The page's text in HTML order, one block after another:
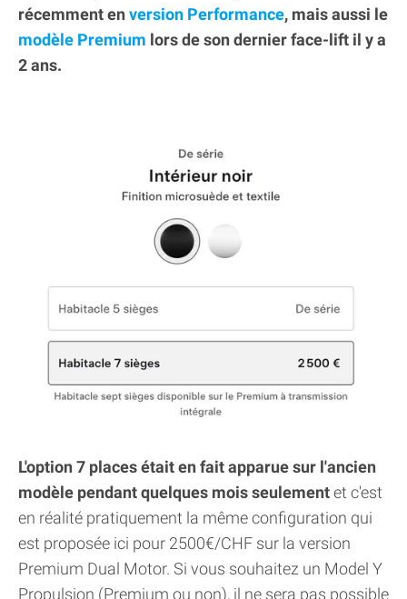
récemment en version Performance, mais aussi le
modèle Premium lors de son dernier face-lift il y a
2 ans.
L'option 7 places était en fait apparue sur l'ancien
modèle pendant quelques mois seulementet c'est
en réalité pratiquement la même configuration qui
est proposée ici pour 2500€/CHF sur la version
Premium Dual Motor. Si vous souhaitez un Model Y
Propulsion (Premium ou non), il ne sera pas possible